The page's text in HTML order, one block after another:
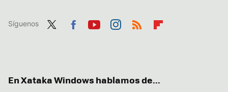
Síguenos
En Xataka Windows hablamos de...